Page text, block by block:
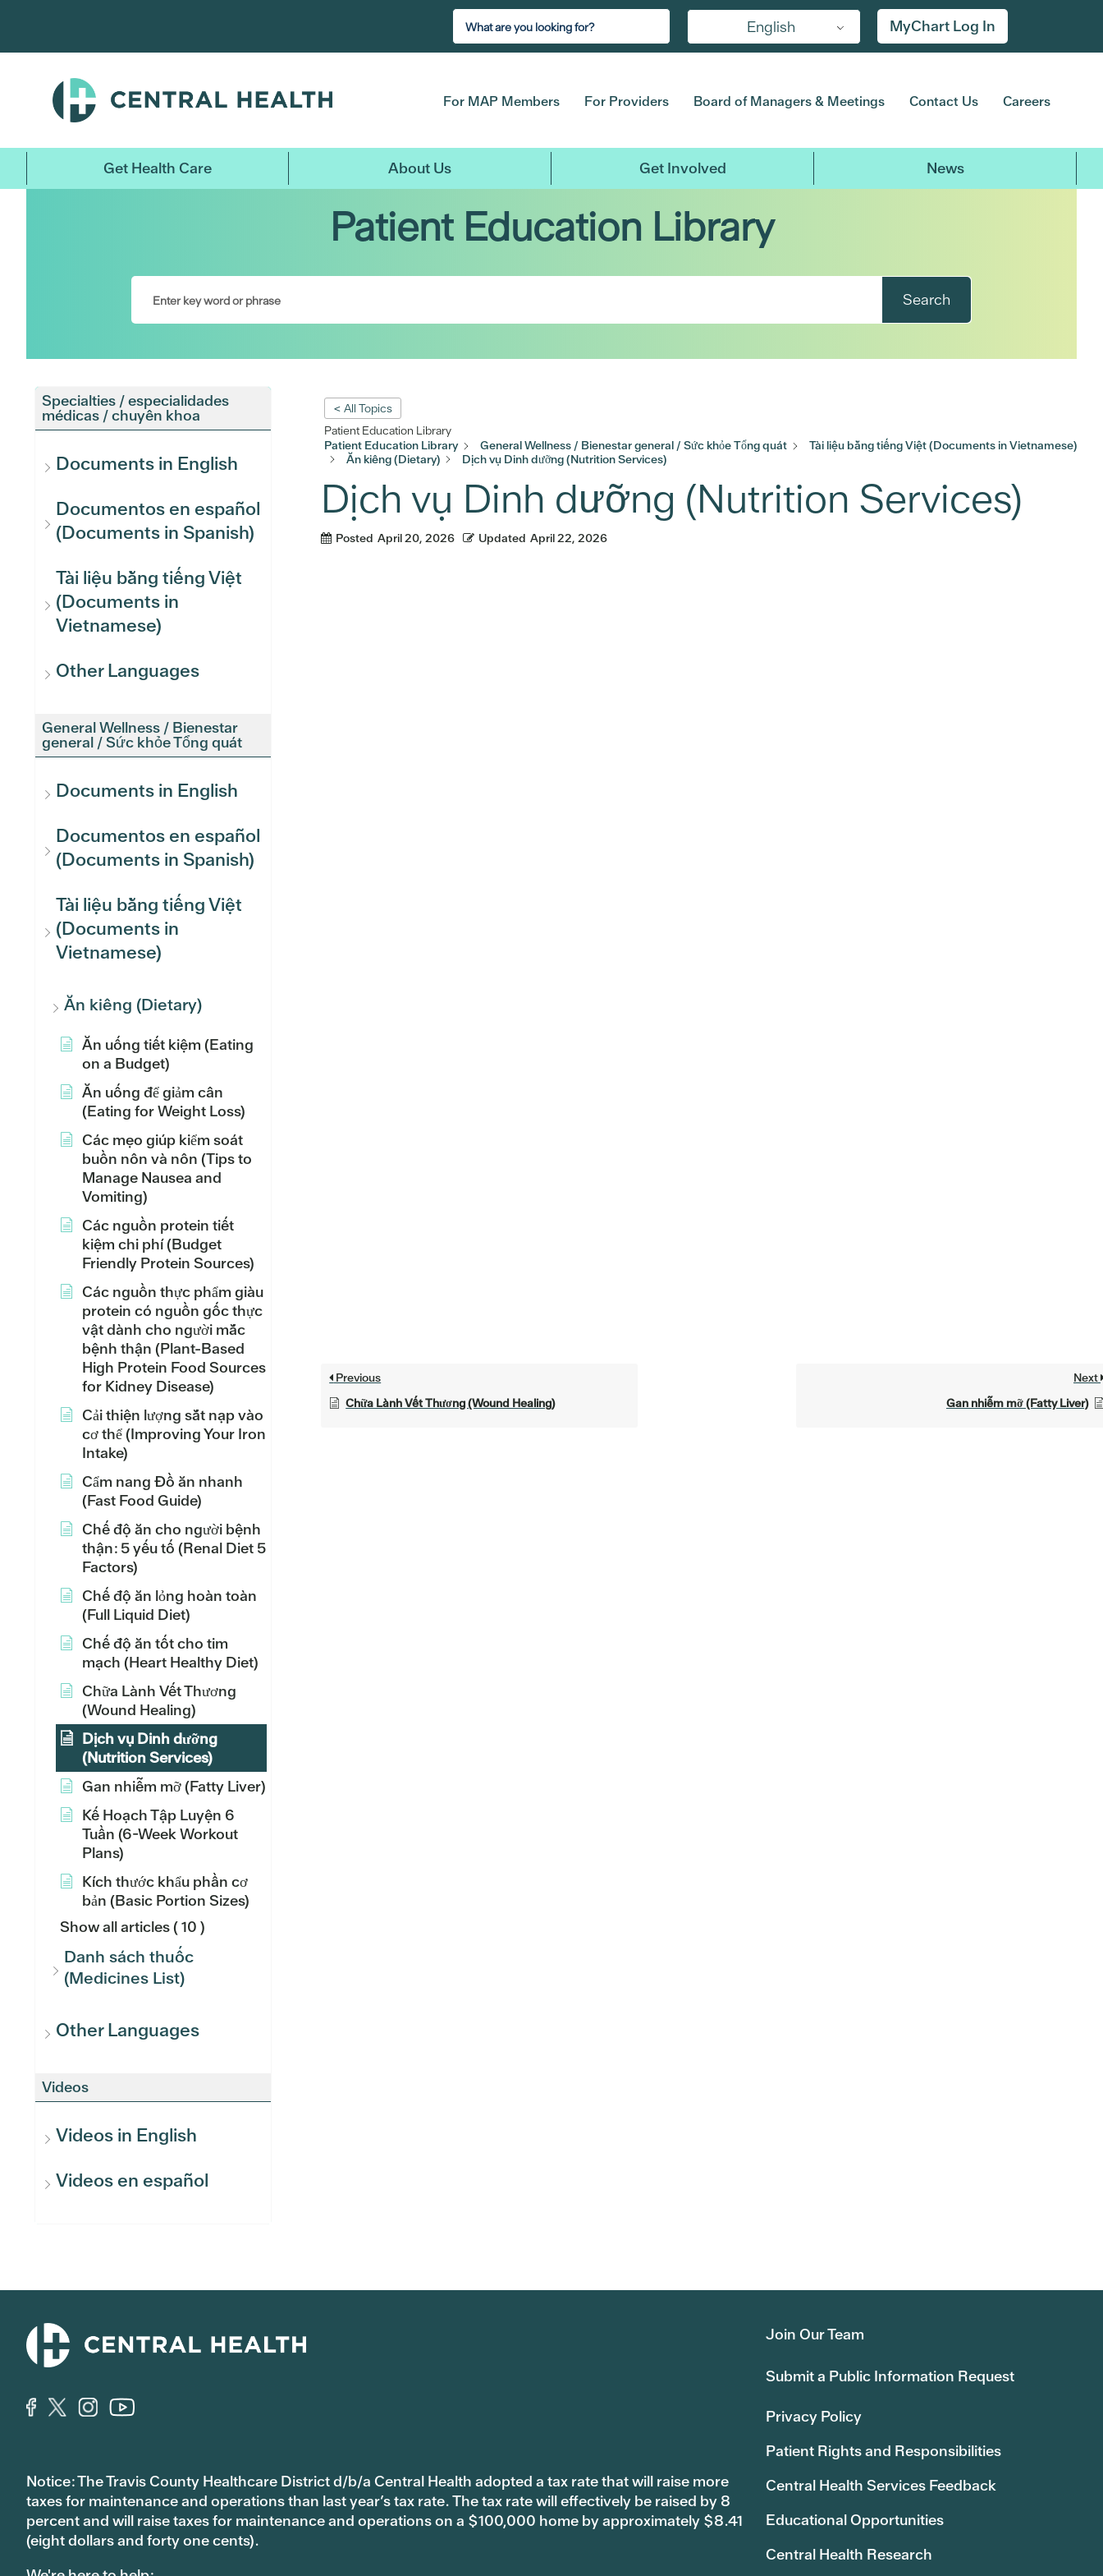
main
English MyChart Log In
For MAP Members For Providers Board of Managers & Meetings Contact Us Careers
Get Health Care About Us Get Involved News
Patient Education Library
Search
Specialties / especialidades
médicas / chuyên khoa
Documents in English
Documentos en español
(Documents in Spanish)
Tài liệu bằng tiếng Việt
(Documents in
Vietnamese)
Other Languages
General Wellness / Bienestar
general / Sức khỏe Tổng quát
Documents in English
Documentos en español
(Documents in Spanish)
Tài liệu bằng tiếng Việt
(Documents in
Vietnamese)
Ăn kiêng (Dietary)
Ăn uống tiết kiệm (Eating
on a Budget)
Ăn uống để giảm cân
(Eating for Weight Loss)
Các mẹo giúp kiểm soát
buồn nôn và nôn (Tips to
Manage Nausea and
Vomiting)
Các nguồn protein tiết
kiệm chi phí (Budget
Friendly Protein Sources)
Các nguồn thực phẩm giàu
protein có nguồn gốc thực
vật dành cho người mắc
bệnh thận (Plant-Based
High Protein Food Sources
for Kidney Disease)
Cải thiện lượng sắt nạp vào
cơ thể (Improving Your Iron
Intake)
Cẩm nang Đồ ăn nhanh
(Fast Food Guide)
Chế độ ăn cho người bệnh
thận: 5 yếu tố (Renal Diet 5
Factors)
Chế độ ăn lỏng hoàn toàn
(Full Liquid Diet)
Chế độ ăn tốt cho tim
mạch (Heart Healthy Diet)
Chữa Lành Vết Thương
(Wound Healing)
Dịch vụ Dinh dưỡng
(Nutrition Services)
Gan nhiễm mỡ (Fatty Liver)
Kế Hoạch Tập Luyện 6
Tuần (6-Week Workout
Plans)
Kích thước khẩu phần cơ
bản (Basic Portion Sizes)
Show all articles( 10 )
Danh sách thuốc
(Medicines List)
Other Languages
Videos
Videos in English
Videos en español
< All Topics
Patient Education Library
Patient Education Library
General Wellness / Bienestar general / Sức khỏe Tổng quát
Tài liệu bằng tiếng Việt (Documents in Vietnamese)
Ăn kiêng (Dietary)
Dịch vụ Dinh dưỡng (Nutrition Services)
Dịch vụ Dinh dưỡng (Nutrition Services)
Posted April 20, 2026 Updated April 22, 2026
Previous
Chữa Lành Vết Thương (Wound Healing)
Next
Gan nhiễm mỡ (Fatty Liver)
Notice: The Travis County Healthcare District d/b/a Central Health adopted a tax rate that will raise more
taxes for maintenance and operations than last year’s tax rate. The tax rate will effectively be raised by 8
percent and will raise taxes for maintenance and operations on a $100,000 home by approximately $8.41
(eight dollars and forty one cents).
Join Our Team
Submit a Public Information Request
Privacy Policy
Patient Rights and Responsibilities
Central Health Services Feedback
Educational Opportunities
Central Health Research